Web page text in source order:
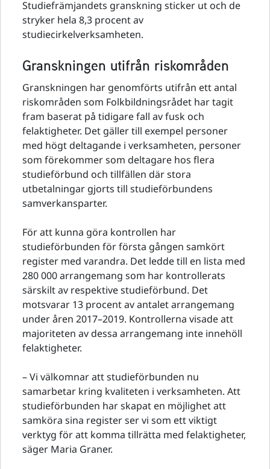
Studiefrämjandets granskning sticker ut och de
stryker hela 8,3 procent av
studiecirkelverksamheten.
Granskningen utifrån riskområden
Granskningen har genomförts utifrån ett antal
riskområden som Folkbildningsrådet har tagit
fram baserat på tidigare fall av fusk och
felaktigheter. Det gäller till exempel personer
med högt deltagande i verksamheten, personer
som förekommer som deltagare hos flera
studieförbund och tillfällen där stora
utbetalningar gjorts till studieförbundens
samverkansparter.
För att kunna göra kontrollen har
studieförbunden för första gången samkört
register med varandra. Det ledde till en lista med
280 000 arrangemang som har kontrollerats
särskilt av respektive studieförbund. Det
motsvarar 13 procent av antalet arrangemang
under åren 2017–2019. Kontrollerna visade att
majoriteten av dessa arrangemang inte innehöll
felaktigheter.
– Vi välkomnar att studieförbunden nu
samarbetar kring kvaliteten i verksamheten. Att
studieförbunden har skapat en möjlighet att
samköra sina register ser vi som ett viktigt
verktyg för att komma tillrätta med felaktigheter,
säger Maria Graner.